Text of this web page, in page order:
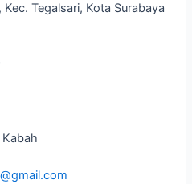
Tegalsari, Kota Surabaya